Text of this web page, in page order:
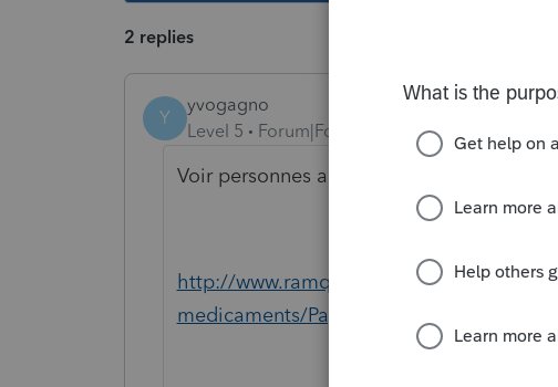
2 replies
Y
yvogagno
Level 5
Forum|Forum|6 years ago
Voir personnes assurées sans frais.
http://www.ramq.gouv.qc.ca/fr/citoyens/
medicaments/Pages/tarifs_vigueur.aspx